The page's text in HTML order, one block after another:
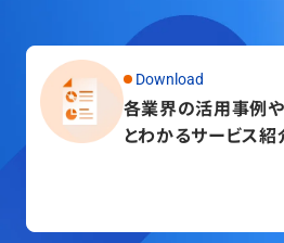
Download
各業界の活用事例
とわかるサービス紹